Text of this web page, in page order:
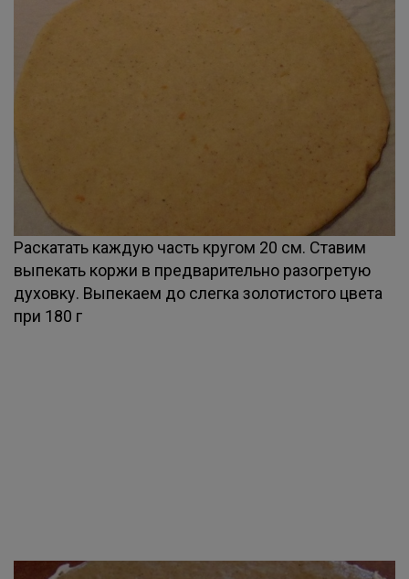
Раскатать каждую часть кругом 20 см. Ставим
выпекать коржи в предварительно разогретую
духовку. Выпекаем до слегка золотистого цвета
при 180 г